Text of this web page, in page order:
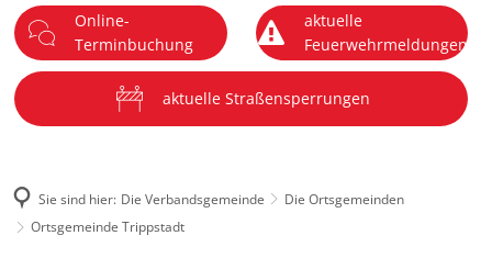
Menü
Online-
Terminbuchung
aktuelle
Feuerwehrmeldungen
aktuelle Straßensperrungen
Sie sind hier: Die Verbandsgemeinde
Die Ortsgemeinden
Ortsgemeinde Trippstadt